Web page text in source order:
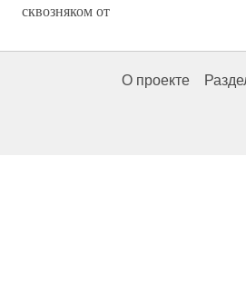
сквозняком от
О проекте